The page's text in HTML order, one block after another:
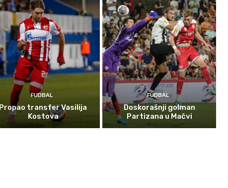
FUDBAL
Propao transfer Vasilija
Kostova
FUDBAL
Doskorašnji golman
Partizana u Mačvi